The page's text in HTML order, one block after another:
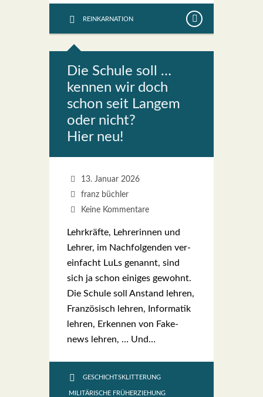
REINKARNATION
Die Schu­le soll …
ken­nen wir doch
schon seit Lan­gem
oder nicht?
Hier neu!
13. Januar 2026
franz büchler
Keine Kommentare
Lehr­kräf­te, Leh­re­rin­nen und
Leh­rer, im Nach­fol­gen­den ver­
ein­facht LuLs genannt, sind
sich ja schon eini­ges gewohnt.
Die Schu­le soll Anstand leh­ren,
Fran­zö­sisch leh­ren, Infor­ma­tik
leh­ren, Erken­nen von Fake-
news leh­ren, … Und…
GESCHICHTSKLITTERUNG
MILITÄRISCHE FRÜHERZIEHUNG